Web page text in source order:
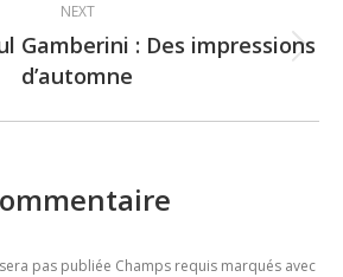
NEXT
Next
post:
Gamberini : Des impressions
d’automne
pas publiée Champs requis marqués avec